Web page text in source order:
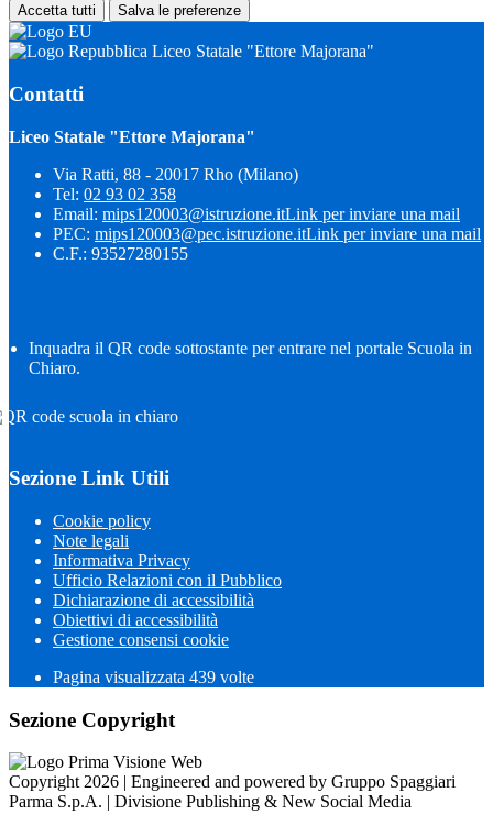
Accetta tutti Salva le preferenze
Liceo Statale "Ettore Majorana"
Contatti
Liceo Statale "Ettore Majorana"
Via Ratti, 88 - 20017 Rho (Milano)
Tel: 02 93 02 358
Email: mips120003@istruzione.itLink per inviare una mail
PEC: mips120003@pec.istruzione.itLink per inviare una mail
C.F.: 93527280155
Inquadra il QR code sottostante per entrare nel portale Scuola in
Chiaro.
Sezione Link Utili
Cookie policy
Note legali
Informativa Privacy
Ufficio Relazioni con il Pubblico
Dichiarazione di accessibilità
Obiettivi di accessibilità
Gestione consensi cookie
Pagina visualizzata 439 volte
Sezione Copyright
Copyright 2026 | Engineered and powered by Gruppo Spaggiari
Parma S.p.A. | Divisione Publishing & New Social Media